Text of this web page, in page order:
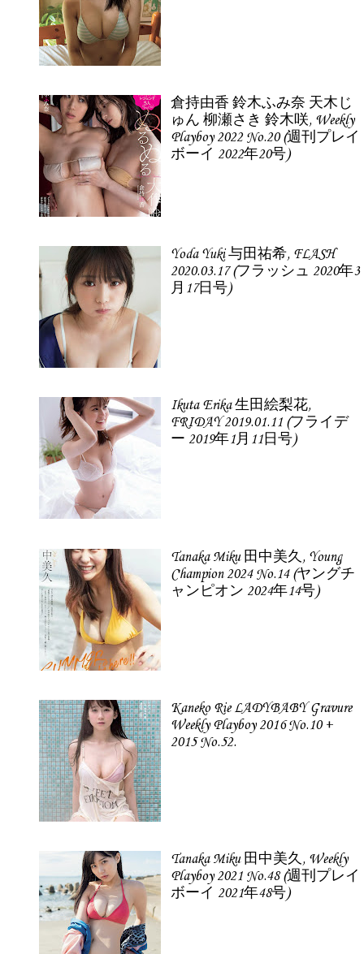
倉持由香 鈴木ふみ奈 天木じ
ゅん 柳瀬さき 鈴木咲, Weekly
Playboy 2022 No.20 (週刊プレイ
ボーイ 2022年20号)
Yoda Yuki 与田祐希, FLASH
2020.03.17 (フラッシュ 2020年3
月17日号)
Ikuta Erika 生田絵梨花,
FRIDAY 2019.01.11 (フライデ
ー 2019年1月11日号)
Tanaka Miku 田中美久, Young
Champion 2024 No.14 (ヤングチ
ャンピオン 2024年14号)
Kaneko Rie LADYBABY Gravure
Weekly Playboy 2016 No.10 +
2015 No.52.
Tanaka Miku 田中美久, Weekly
Playboy 2021 No.48 (週刊プレイ
ボーイ 2021年48号)